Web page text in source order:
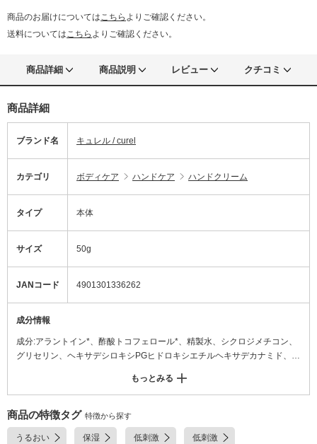
商品のお届けについてはこちら よりご確認ください。
送料についてはこちら よりご確認ください。
商品詳細 商品説明 レビュー クチコミ
商品詳細
ブランド名 キュレル / curel
カテゴリ ボディケア ハンドケア ハンドクリーム
タイプ 本体
サイズ 50g
JANコード 4901301336262
成分情報
成分:アラントイン*、酢酸トコフェロール*、精製水、シクロジメチコン、
グリセリン、ヘキサデシロキシPGヒドロキシエチルヘキサデカナミド、流
ルグリセリルエーテル、ジメチルパルミチルポリシロキサン、イソステア
リン酸コレステリル、ユーカリエキス、長鎖二塩基酸ビス3-メトキシプロ
ピルアミド、POE水添ヒマシ油、硫酸Mg、BG、コハク酸、水酸化ナトリ
ウム液、パラベン *は「有効成分」無表示は「その他の成分」
もっとみる
商品の特徴タグ 特徴から探す
うるおい 保湿 低刺激 低刺激